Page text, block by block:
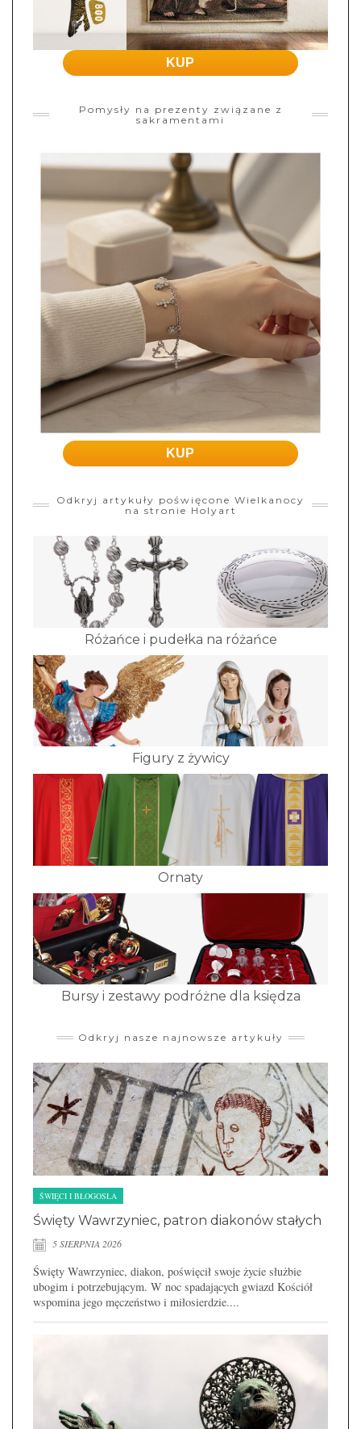
KUP
Pomysły na prezenty związane z
sakramentami
KUP
Odkryj artykuły poświęcone Wielkanocy
na stronie Holyart
Różańce i pudełka na różańce
Figury z żywicy
Ornaty
Bursy i zestawy podróżne dla księdza
Odkryj nasze najnowsze artykuły
ŚWIĘCI I BŁOGOSŁA
Święty Wawrzyniec, patron diakonów stałych
5 SIERPNIA 2026
Święty Wawrzyniec, diakon, poświęcił swoje życie służbie
ubogim i potrzebującym. W noc spadających gwiazd Kościół
wspomina jego męczeństwo i miłosierdzie....